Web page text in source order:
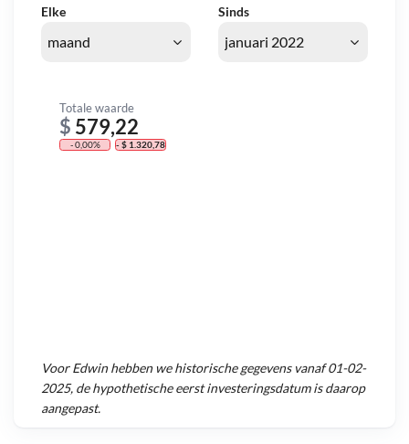
Elke Sinds
Totale waarde
$ 579,22
- 0,00% - $ 1.320,78
VoorEdwinhebben we historische gegevens vanaf01-02-
2025, de hypothetische eerst investeringsdatum is daarop
aangepast.